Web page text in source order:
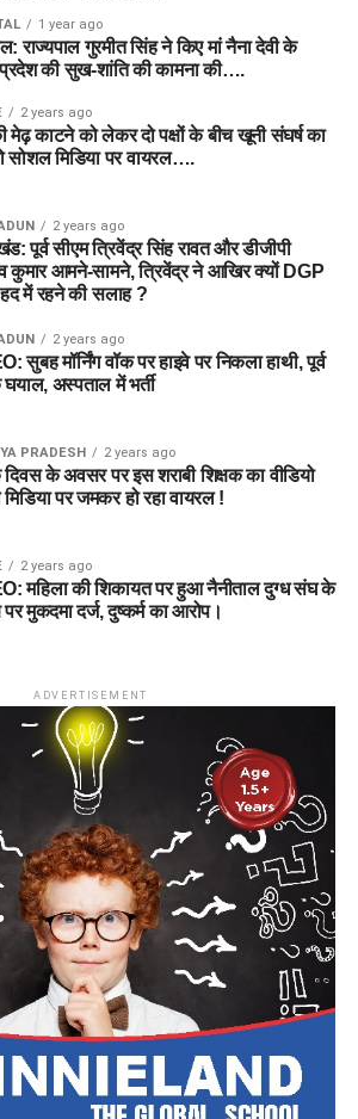
1 year ago
राज्यपाल गुरमीत सिंह ने किए मां नैना देवी के
प्रदेश की सुख-शांति की कामना की….
2 years ago
मेढ़ काटने को लेकर दो पक्षों के बीच खूनी संघर्ष का
सोशल मिडिया पर वायरल….
2 years ago
पूर्व सीएम त्रिवेंद्र सिंह रावत और डीजीपी
कुमार आमने-सामने, त्रिवेंद्र ने आखिर क्यों DGP
हद में रहने की सलाह ?
2 years ago
सुबह मॉर्निंग वॉक पर हाइवे पर निकला हाथी, पूर्व
अस्पताल में भर्ती
PRADESH 2 years ago
दिवस के अवसर पर इस शराबी शिक्षक का वीडियो
पर जमकर हो रहा वायरल !
2 years ago
महिला की शिकायत पर हुआ नैनीताल दुग्ध संघ के
पर मुकदमा दर्ज, दुष्कर्म का आरोप।
ADVERTISEMENT